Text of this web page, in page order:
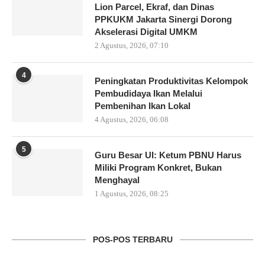
Lion Parcel, Ekraf, dan Dinas
PPKUKM Jakarta Sinergi Dorong
Akselerasi Digital UMKM
2 Agustus, 2026, 07:10
4
Peningkatan Produktivitas Kelompok
Pembudidaya Ikan Melalui
Pembenihan Ikan Lokal
4 Agustus, 2026, 06:08
5
Guru Besar UI: Ketum PBNU Harus
Miliki Program Konkret, Bukan
Menghayal
1 Agustus, 2026, 08:25
POS-POS TERBARU